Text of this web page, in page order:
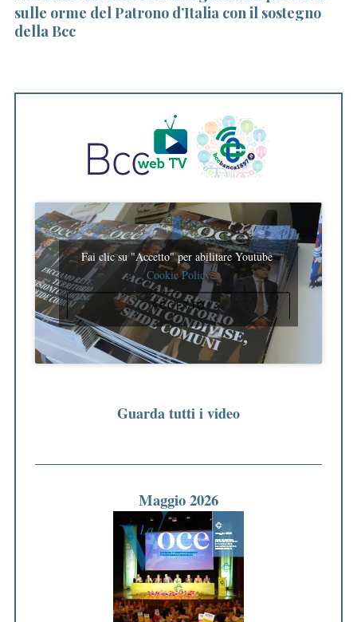
sulle orme del Patrono d’Italia con il sostegno
della Bcc
Fai clic su "Accetto" per abilitare Youtube
Cookie Policy
ACCETTO
Guarda tutti i video
Maggio 2026